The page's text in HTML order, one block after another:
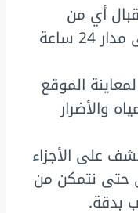
أي من
اتصالاتهم ورسائلهم على مدار 24 ساعة
الموقع
والأضرار
على الأجزاء
حتى نتمكن من
بدقة.